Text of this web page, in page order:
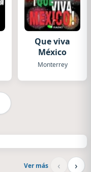
Que viva
México
Monterrey
Ver más ‹ ›